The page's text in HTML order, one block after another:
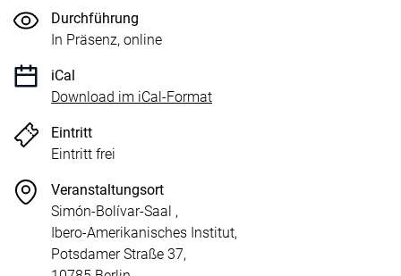
Durchführung
In Präsenz, online
iCal
Download im iCal-Format, 1 KB (öffnet neues Fenster)
Eintritt
Eintritt frei
Veranstaltungsort
Simón-Bolívar-Saal ,
Ibero-Amerikanisches Institut,
Potsdamer Straße 37,